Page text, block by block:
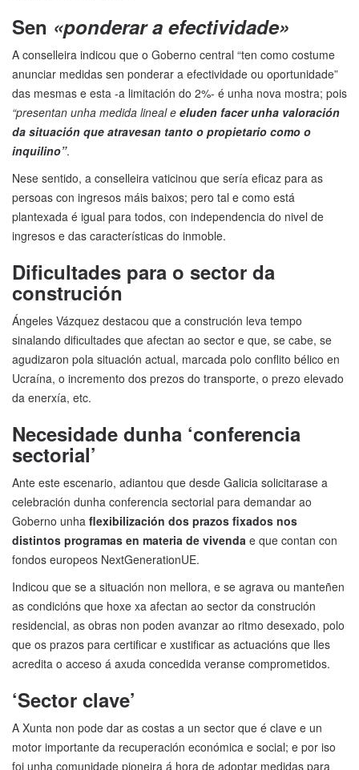
Sen «ponderar a efectividade»
A conselleira indicou que o Goberno central “ten como costume
anunciar medidas sen ponderar a efectividade ou oportunidade”
das mesmas e esta -a limitación do 2%- é unha nova mostra; pois
“presentan unha medida lineal e eluden facer unha valoración
da situación que atravesan tanto o propietario como o
inquilino”.
Nese sentido, a conselleira vaticinou que sería eficaz para as
persoas con ingresos máis baixos; pero tal e como está
plantexada é igual para todos, con independencia do nivel de
ingresos e das características do inmoble.
Dificultades para o sector da
construción
Ángeles Vázquez destacou que a construción leva tempo
sinalando dificultades que afectan ao sector e que, se cabe, se
agudizaron pola situación actual, marcada polo conflito bélico en
Ucraína, o incremento dos prezos do transporte, o prezo elevado
da enerxía, etc.
Necesidade dunha ‘conferencia
sectorial’
Ante este escenario, adiantou que desde Galicia solicitarase a
celebración dunha conferencia sectorial para demandar ao
Goberno unha flexibilización dos prazos fixados nos
distintos programas en materia de vivenda e que contan con
fondos europeos NextGenerationUE.
Indicou que se a situación non mellora, e se agrava ou manteñen
as condicións que hoxe xa afectan ao sector da construción
residencial, as obras non poden avanzar ao ritmo desexado, polo
que os prazos para certificar e xustificar as actuacións que lles
acredita o acceso á axuda concedida veranse comprometidos.
‘Sector clave’
A Xunta non pode dar as costas a un sector que é clave e un
motor importante da recuperación económica e social; e por iso
foi unha comunidade pioneira á hora de adoptar medidas para